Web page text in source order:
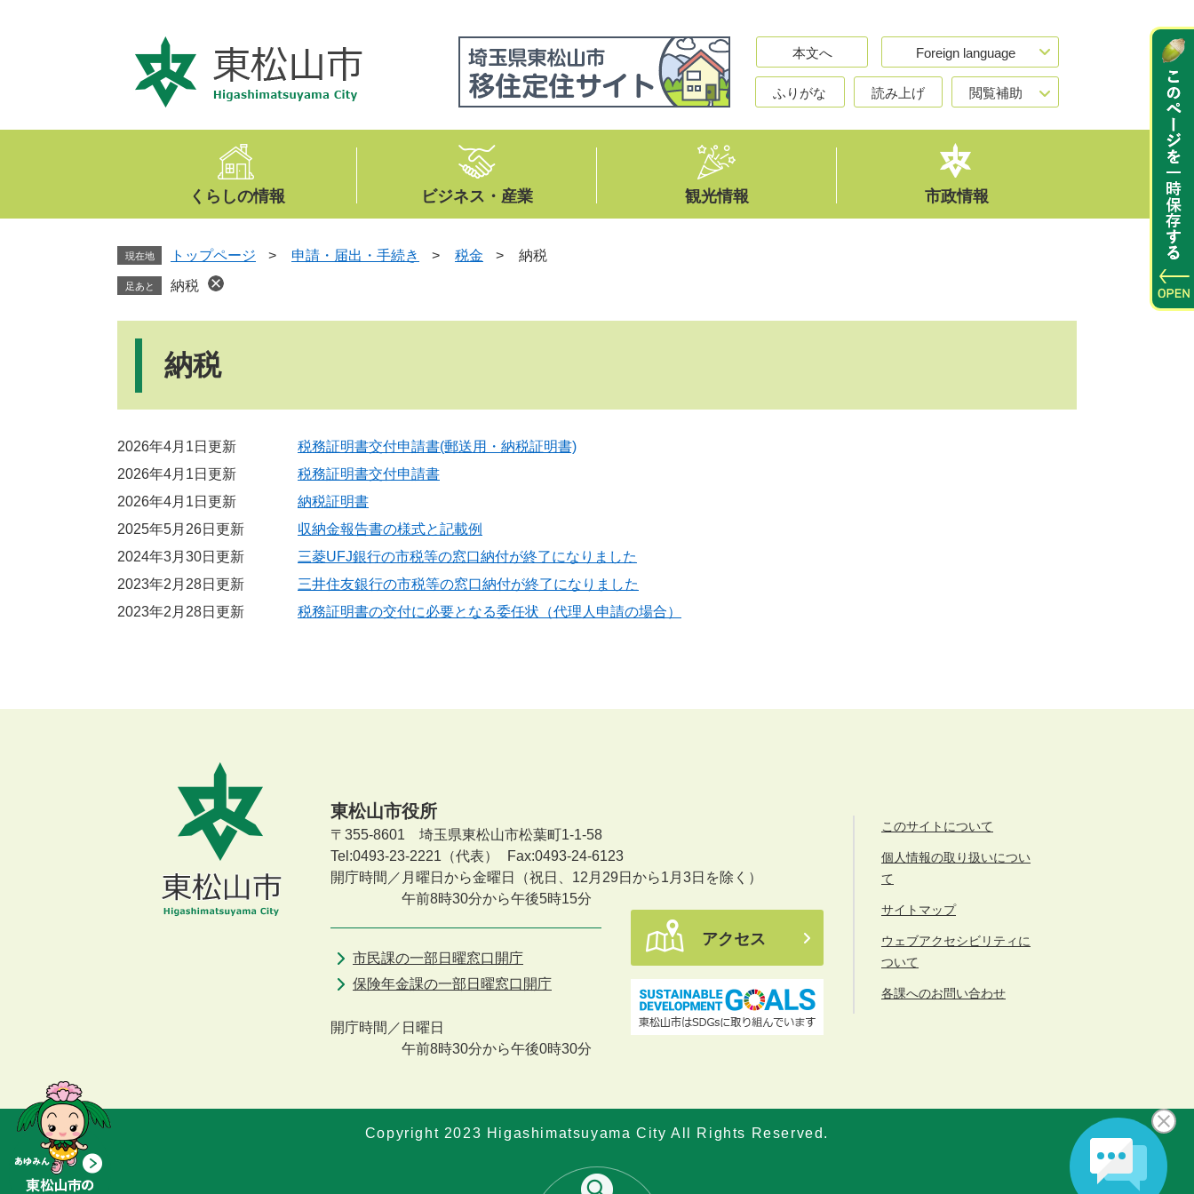
文
本文へ Foreign language
ふりがな 読み上げ 閲覧補助
くらしの情報 ビジネス・産業 観光情報 市政情報
現在地 トップページ > 申請・届出・手続き > 税金 > 納税
足あと 納税
納税
2026年4月1日更新
税務証明書交付申請書(郵送用・納税証明書)
2026年4月1日更新
税務証明書交付申請書
2026年4月1日更新
納税証明書
2025年5月26日更新
収納金報告書の様式と記載例
2024年3月30日更新
三菱UFJ銀行の市税等の窓口納付が終了になりました
2023年2月28日更新
三井住友銀行の市税等の窓口納付が終了になりました
2023年2月28日更新
税務証明書の交付に必要となる委任状（代理人申請の場合）
東松山市役所
〒355-8601 埼玉県東松山市松葉町1-1-58
Tel:0493-23-2221（代表）
Fax:0493-24-6123
開庁時間／月曜日から金曜日
（祝日、12月29日から1月3日を除く）
午前8時30分から午後5時15分
市民課の一部日曜窓口開庁
保険年金課の一部日曜窓口開庁
開庁時間／ 日曜日
午前8時30分から午後0時30分
アクセス
このサイトについて
個人情報の取り扱いについ
て
サイトマップ
ウェブアクセシビリティに
ついて
各課へのお問い合わせ
Copyright 2023 Higashimatsuyama City All Rights Reserved.